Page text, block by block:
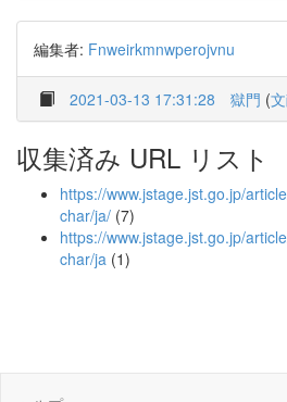
編集者: Fnweirkmnwperojvnu
2021-03-13 17:31:28 獄門 (
収集済み URL リスト
https://www.jstage.jst.go.jp/
char/ja/ (7)
https://www.jstage.jst.go.jp/
char/ja (1)